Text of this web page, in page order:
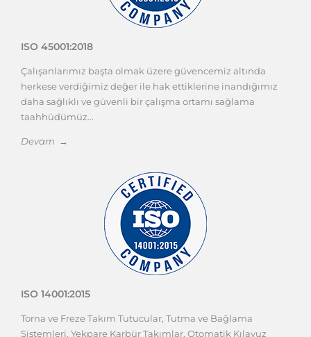
ISO 45001:2018
Çalışanlarımız başta olmak üzere güvencemiz altında
herkese verdiğimiz değer ile hak ettiklerine inandığımız
daha sağlıklı ve güvenli bir çalışma ortamı sağlama
taahhüdümüz...
Devam →
ISO 14001:2015
Torna ve Freze Takım Tutucular, Tutma ve Bağlama
Sistemleri, Yekpare Karbür Takımlar, Otomatik Kılavuz